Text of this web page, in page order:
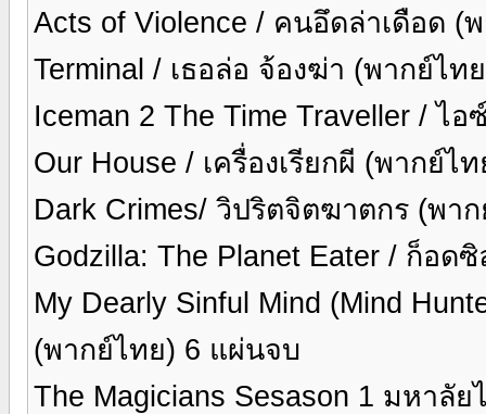
Acts of Violence / คนอึดล่าเดือด (
Terminal / เธอล่อ จ้องฆ่า (พากย์ไท
Iceman 2 The Time Traveller / ไ
Our House / เครื่องเรียกผี (พากย์ไ
Dark Crimes/ วิปริตจิตฆาตกร (พา
Godzilla: The Planet Eater / ก็อด
My Dearly Sinful Mind (Mind
(พากย์ไทย) 6 แผ่นจบ
The Magicians Sesason 1 มหาลั